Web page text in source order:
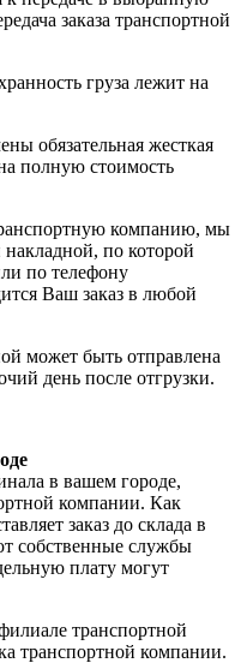
заказа транспортной
груза лежит на
обязательная жесткая
полную стоимость
компанию, мы
по которой
по телефону
Ваш заказ в любой
может быть отправлена
день после отгрузки.
в вашем городе,
компании. Как
заказ до склада в
собственные службы
плату могут
транспортной
транспортной компании.